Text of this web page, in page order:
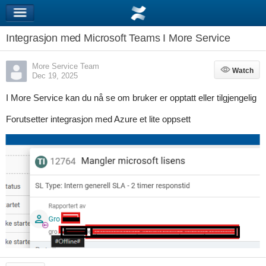
Integrasjon med Microsoft Teams I More Service
More Service Team
Dec 19, 2025
Watch
Watch
I More Service kan du nå se om bruker er opptatt eller tilgjengelig
Forutsetter integrasjon med Azure et lite oppsett